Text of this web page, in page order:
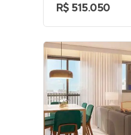
R$ 515.050